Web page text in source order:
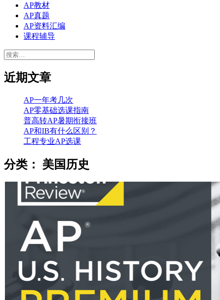
AP教材
AP真题
AP资料汇编
课程辅导
搜
近期文章
AP一年考几次
AP零基础选课指南
普高转AP暑期衔接班
AP和IB有什么区别？
工程专业AP选课
分类： 美国历史